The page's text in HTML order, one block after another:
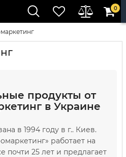
0
продукты от
в Украине
в 1994 году в г.. Киев.
работает на
почти 25 лет и предлагает